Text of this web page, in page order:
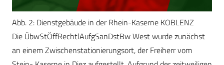
Abb. 2: Dienstgebäude in der Rhein-Kaserne KOBLENZ
Die ÜbwStÖffRechtlAufgSanDstBw West wurde zunächst
an einem Zwischenstationierungsort, der Freiherr vom